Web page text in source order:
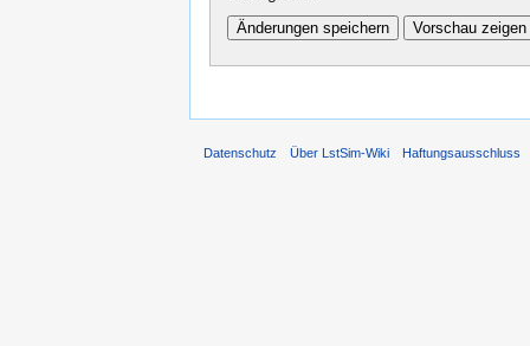
Datenschutz Über LstSim-Wiki Haftungsausschluss